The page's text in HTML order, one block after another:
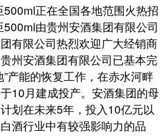
500ml正在全国各地范围火热招
由贵州安酒集团有限公司
有限公司热烈欢迎广大经销商
州安酒集团有限公司已基本完
”产能的恢复工作，在赤水河畔
10月建成投产。安酒集团的母
划在未来5年，投入10亿元以
酒行业中有较强影响力的品